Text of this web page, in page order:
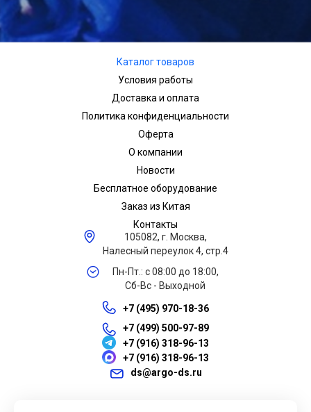
Каталог товаров
Условия работы
Доставка и оплата
Политика конфиденциальности
Оферта
О компании
Новости
Бесплатное оборудование
Заказ из Китая
Контакты
105082, г. Москва,
Налесный переулок 4, стр.4
Пн-Пт.: с 08:00 до 18:00,
Сб-Вс - Выходной
+7 (495) 970-18-36
+7 (499) 500-97-89
+7 (916) 318-96-13
+7 (916) 318-96-13
ds@argo-ds.ru